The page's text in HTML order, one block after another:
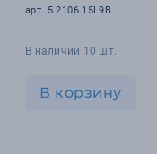
арт. 5.2106.15L9B
В наличии 10 шт.
В корзину